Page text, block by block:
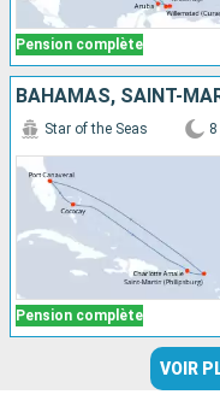
Pension complète
BAHAMAS, SAINT-
Pension complète
Star of the Seas 8
VOIR